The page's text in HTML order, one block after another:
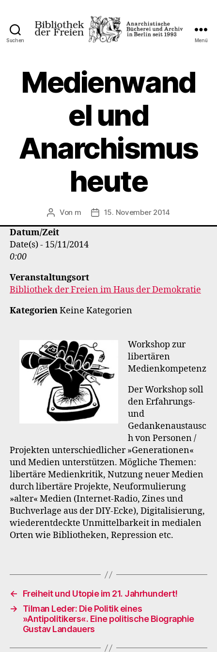
Suchen Menü
Medienwand
el und
Anarchismus
heute
Beitragsautor
Von m Veröffentlichungsdatum
15. November 2014
Datum/Zeit
Date(s) - 15/11/2014
0:00
Veranstaltungsort
Bibliothek der Freien im Haus der Demokratie
KategorienKeine Kategorien
Workshop zur
libertären
Medienkompetenz
Der Workshop soll
den Erfahrungs-
und
Gedankenaustausc
h von Personen /
Projekten unterschiedlicher »Generationen«
und Medien unterstützen. Mögliche Themen:
libertäre Medienkritik, Nutzung neuer Medien
durch libertäre Projekte, Neuformulierung
»alter« Medien (Internet-Radio, Zines und
Buchverlage aus der DIY-Ecke), Digitalisierung,
wiederentdeckte Unmittelbarkeit in medialen
Orten wie Bibliotheken, Repression etc.
←
Freiheit und Utopie im 21. Jahrhundert!
→
Tilman Leder: Die Politik eines
»Antipolitikers«. Eine politische Biographie
Gustav Landauers